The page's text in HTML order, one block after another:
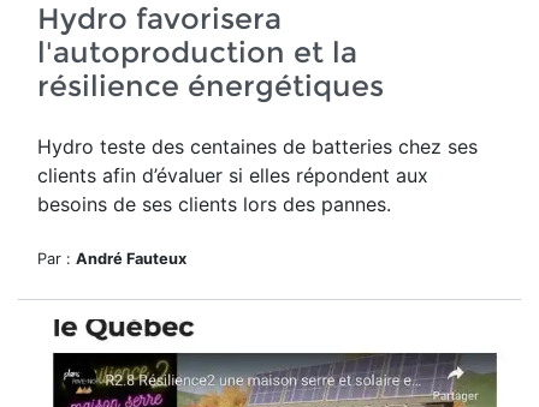
Hydro favorisera
l'autoproduction et la
résilience énergétiques
Hydro teste des centaines de batteries chez ses
clients afin d’évaluer si elles répondent aux
besoins de ses clients lors des pannes.
Par : André Fauteux